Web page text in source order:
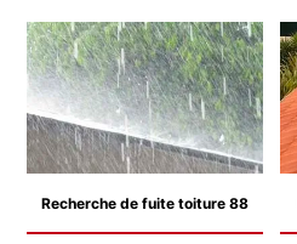
Recherche de fuite toiture 88